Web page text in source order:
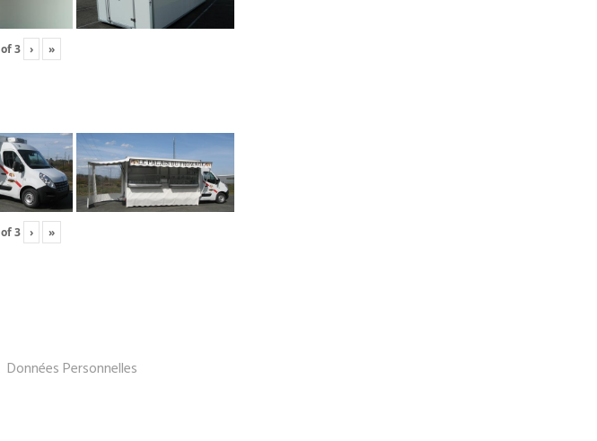
of3 › »
of3 › »
Données Personnelles